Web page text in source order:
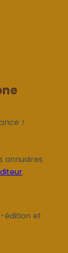
!
annuaires
.
édition et